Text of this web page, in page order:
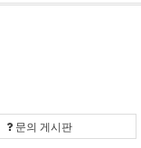
문의 게시판